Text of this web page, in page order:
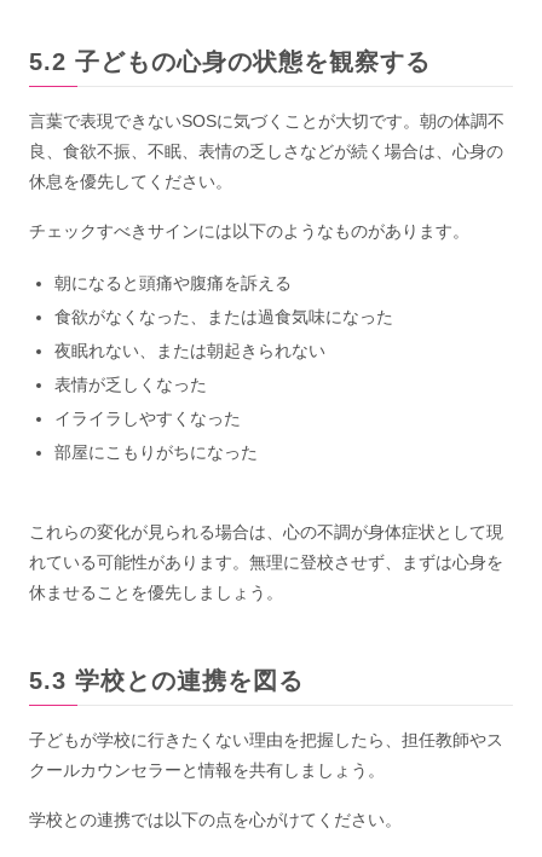
子どもの心身の状態を観察する
言葉で表現できないSOSに気づくことが大切です。朝の体調不
良、食欲不振、不眠、表情の乏しさなどが続く場合は、心身の
休息を優先してください。
チェックすべきサインには以下のようなものがあります。
朝になると頭痛や腹痛を訴える
食欲がなくなった、または過食気味になった
夜眠れない、または朝起きられない
表情が乏しくなった
イライラしやすくなった
部屋にこもりがちになった
これらの変化が見られる場合は、心の不調が身体症状として現
れている可能性があります。無理に登校させず、まずは心身を
休ませることを優先しましょう。
学校との連携を図る
子どもが学校に行きたくない理由を把握したら、担任教師やス
クールカウンセラーと情報を共有しましょう。
学校との連携では以下の点を心がけてください。